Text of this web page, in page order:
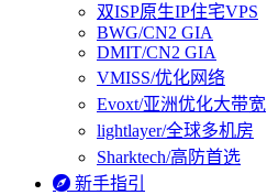
双ISP原生IP住宅VPS
BWG/CN2 GIA
DMIT/CN2 GIA
VMISS/优化网络
Evoxt/亚洲优化大带宽
lightlayer/全球多机房
Sharktech/高防首选
 新手指引